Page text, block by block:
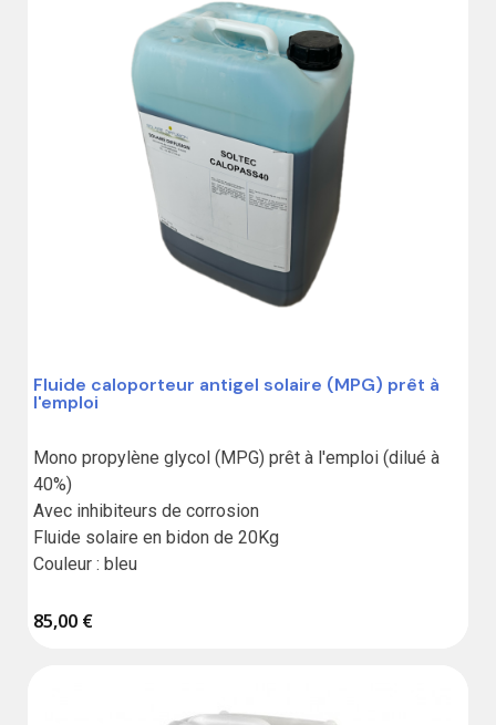
Fluide caloporteur antigel solaire (MPG) prêt à
l'emploi
Mono propylène glycol (MPG) prêt à l'emploi (dilué à
40%)
Avec inhibiteurs de corrosion
Fluide solaire en bidon de 20Kg
Couleur : bleu
85,00 €